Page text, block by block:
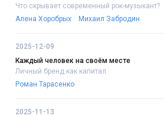
Что скрывает современный рок-музыкант?
Алена Хоробрых
Михаил Забродин
2025-12-09
Каждый человек на своём месте
Личный бренд как капитал
Роман Тарасенко
2025-11-13